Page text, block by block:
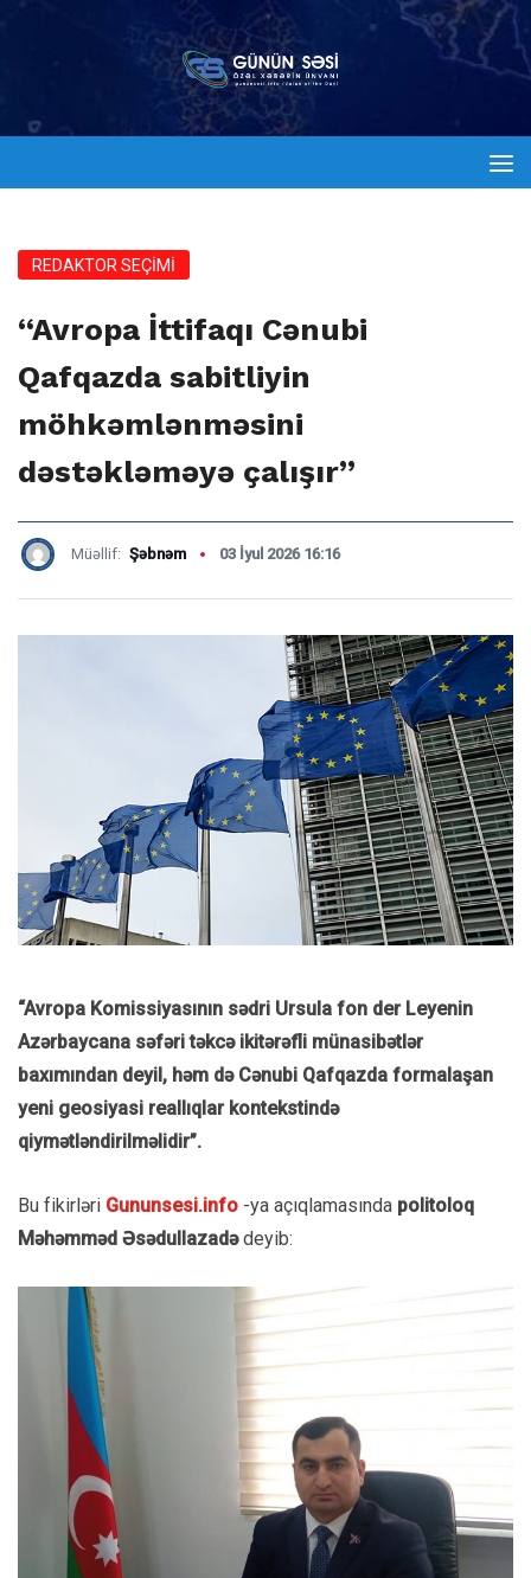
REDAKTOR SEÇİMİ
“Avropa İttifaqı Cənubi
Qafqazda sabitliyin
möhkəmlənməsini
dəstəkləməyə çalışır”
Müəllif: Şəbnəm 03 İyul 2026 16:16
“Avropa Komissiyasının sədri Ursula fon der Leyenin
Azərbaycana səfəri təkcə ikitərəfli münasibətlər
baxımından deyil, həm də Cənubi Qafqazda formalaşan
yeni geosiyasi reallıqlar kontekstində
qiymətləndirilməlidir”.
Bu fikirləri Gununsesi.info -ya açıqlamasında politoloq
Məhəmməd Əsədullazadədeyib: